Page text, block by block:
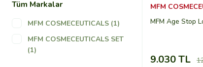
Tüm Markalar
MFM COSMECEUTICALS (1)
MFM COSMECEUTICALS SET
(1)
MFM
MFM Age Stop
9.030 TL